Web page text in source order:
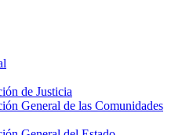
de Justicia
General de las Comunidades